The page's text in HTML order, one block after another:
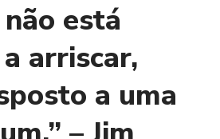
está
arriscar,
a uma